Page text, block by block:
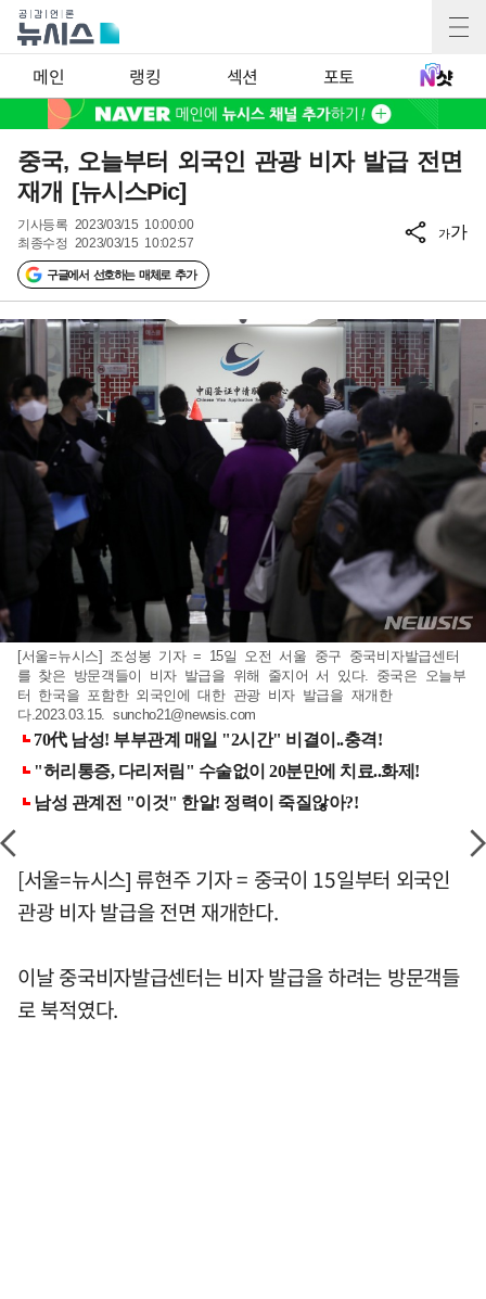
메인 랭킹 섹션 포토
중국, 오늘부터 외국인 관광 비자 발급 전면
재개 [뉴시스Pic]
기사등록 2023/03/15 10:00:00
최종수정 2023/03/15 10:02:57
구글에서 선호하는 매체로 추가
가가
[서울=뉴시스] 조성봉 기자 = 15일 오전 서울 중구 중국비자발급센터
를 찾은 방문객들이 비자 발급을 위해 줄지어 서 있다. 중국은 오늘부
터 한국을 포함한 외국인에 대한 관광 비자 발급을 재개한
다.2023.03.15. suncho21@newsis.com
[서울=뉴시스] 류현주 기자 = 중국이 15일부터 외국인
관광 비자 발급을 전면 재개한다.
이날 중국비자발급센터는 비자 발급을 하려는 방문객들
로 북적였다.